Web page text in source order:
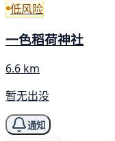
低风险
一色稻荷神社
6.6 km
暂无出没
通知